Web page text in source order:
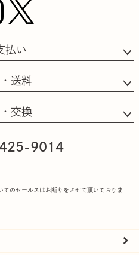
払い
送料
交換
9014
てのセールスはお断りをさせて頂いておりま